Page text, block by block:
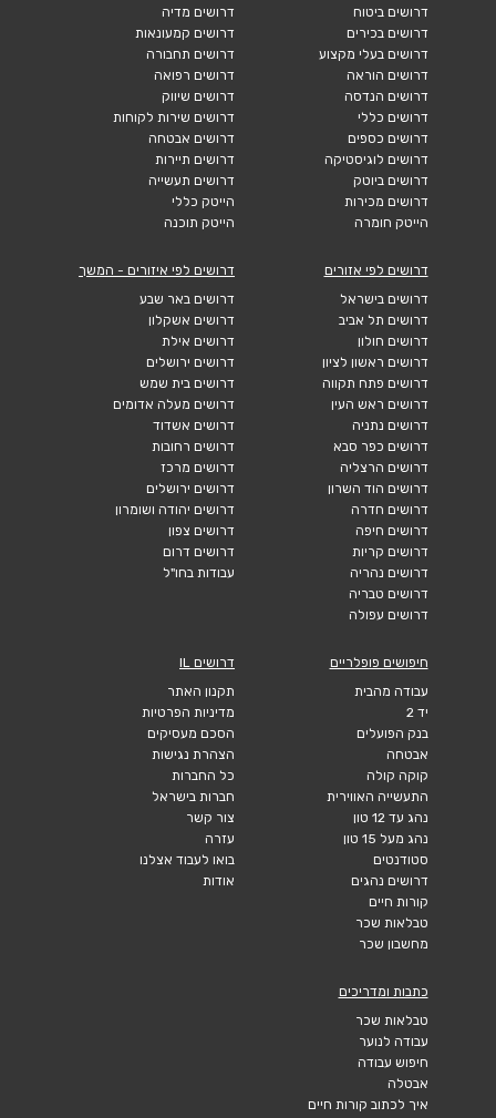
דרושים ביטוח
דרושים בכירים
דרושים בעלי מקצוע
דרושים הוראה
דרושים הנדסה
דרושים כללי
דרושים כספים
דרושים לוגיסטיקה
דרושים ביוטק
דרושים מכירות
הייטק חומרה
דרושים מדיה
דרושים קמעונאות
דרושים תחבורה
דרושים רפואה
דרושים שיווק
דרושים שירות לקוחות
דרושים אבטחה
דרושים תיירות
דרושים תעשייה
הייטק כללי
הייטק תוכנה
דרושים לפי אזורים
דרושים בישראל
דרושים תל אביב
דרושים חולון
דרושים ראשון לציון
דרושים פתח תקווה
דרושים ראש העין
דרושים נתניה
דרושים כפר סבא
דרושים הרצליה
דרושים הוד השרון
דרושים חדרה
דרושים חיפה
דרושים קריות
דרושים נהריה
דרושים טבריה
דרושים עפולה
דרושים לפי איזורים - המשך
דרושים באר שבע
דרושים אשקלון
דרושים אילת
דרושים ירושלים
דרושים בית שמש
דרושים מעלה אדומים
דרושים אשדוד
דרושים רחובות
דרושים מרכז
דרושים ירושלים
דרושים יהודה ושומרון
דרושים צפון
דרושים דרום
עבודות בחו"ל
חיפושים פופלריים
עבודה מהבית
יד 2
בנק הפועלים
אבטחה
קוקה קולה
התעשייה האווירית
נהג עד 12 טון
נהג מעל 15 טון
סטודנטים
דרושים נהגים
קורות חיים
טבלאות שכר
מחשבון שכר
דרושים IL
תקנון האתר
מדיניות הפרטיות
הסכם מעסיקים
הצהרת נגישות
כל החברות
חברות בישראל
צור קשר
עזרה
בואו לעבוד אצלנו
אודות
כתבות ומדריכים
טבלאות שכר
עבודה לנוער
חיפוש עבודה
אבטלה
איך לכתוב קורות חיים